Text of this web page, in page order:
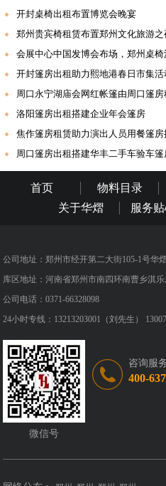
开封桌椅出租布置博览会晚宴
郑州贵宾椅租赁布置郑州文化旅游之
会展中心中国发博会布场，郑州桌
开封篷房出租助力熙地港春日市集活
周口永宁湖庙会网红帐篷由周口篷
洛阳篷房出租搭建企业年会篷房
焦作篷房租赁助力演出人员用餐篷房
周口篷房出租搭建华丰二手车验车篷
首页 物料目录
关于华熠
服务
公司地址：郑州市经开第二大街105-1号华
库区地址：河南省郑州市南四环南曹乡淇乐
公司电话：0371-66328098
24小时专线：13213203001（刘先生）
微信号
咨询服
400-